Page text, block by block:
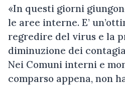
«In questi giorni
le aree interne. E’
regredire del virus e la
diminuzione dei
Nei Comuni interni e
comparso appena, non